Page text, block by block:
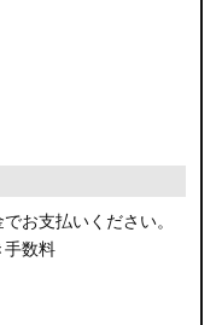
お支払いください。
手数料